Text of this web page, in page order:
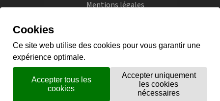
Mentions légales
Instagram
flickr